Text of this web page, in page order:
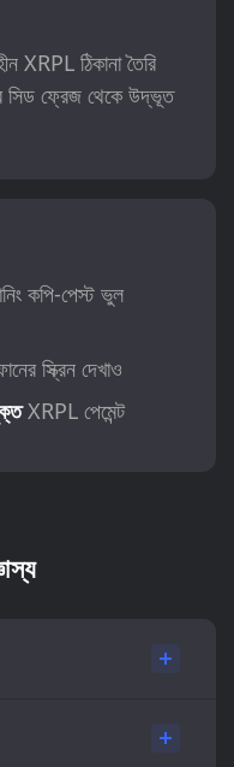
XRPL ঠিকানা তৈরি
সিড ফ্রেজ থেকে উদ্ভূত
কপি-পেস্ট ভুল
স্ক্রিন দেখাও
XRPL পেমেন্ট